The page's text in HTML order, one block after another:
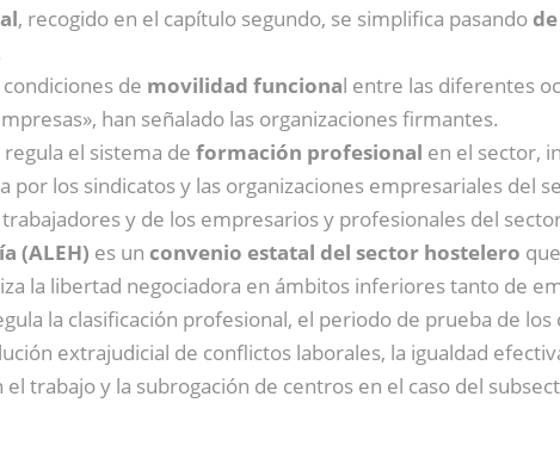
, recogido en el capítulo segundo, se simplifica pasando
de movilidad funcional entre las diferentes
han señalado las organizaciones firmantes.
el sistema de formación profesional en el sector,
por los sindicatos y las organizaciones empresariales del
y de los empresarios y profesionales del
(ALEH) es un convenio estatal del sector hostelero
la libertad negociadora en ámbitos inferiores tanto de
la clasificación profesional, el periodo de prueba de
extrajudicial de conflictos laborales, la igualdad
trabajo y la subrogación de centros en el caso del